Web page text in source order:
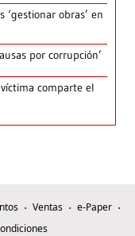
obras’ en
por corrupción’
comparte el
Ventas
e-Paper